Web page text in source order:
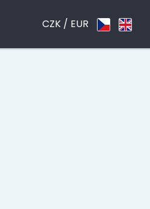
CZK / EUR